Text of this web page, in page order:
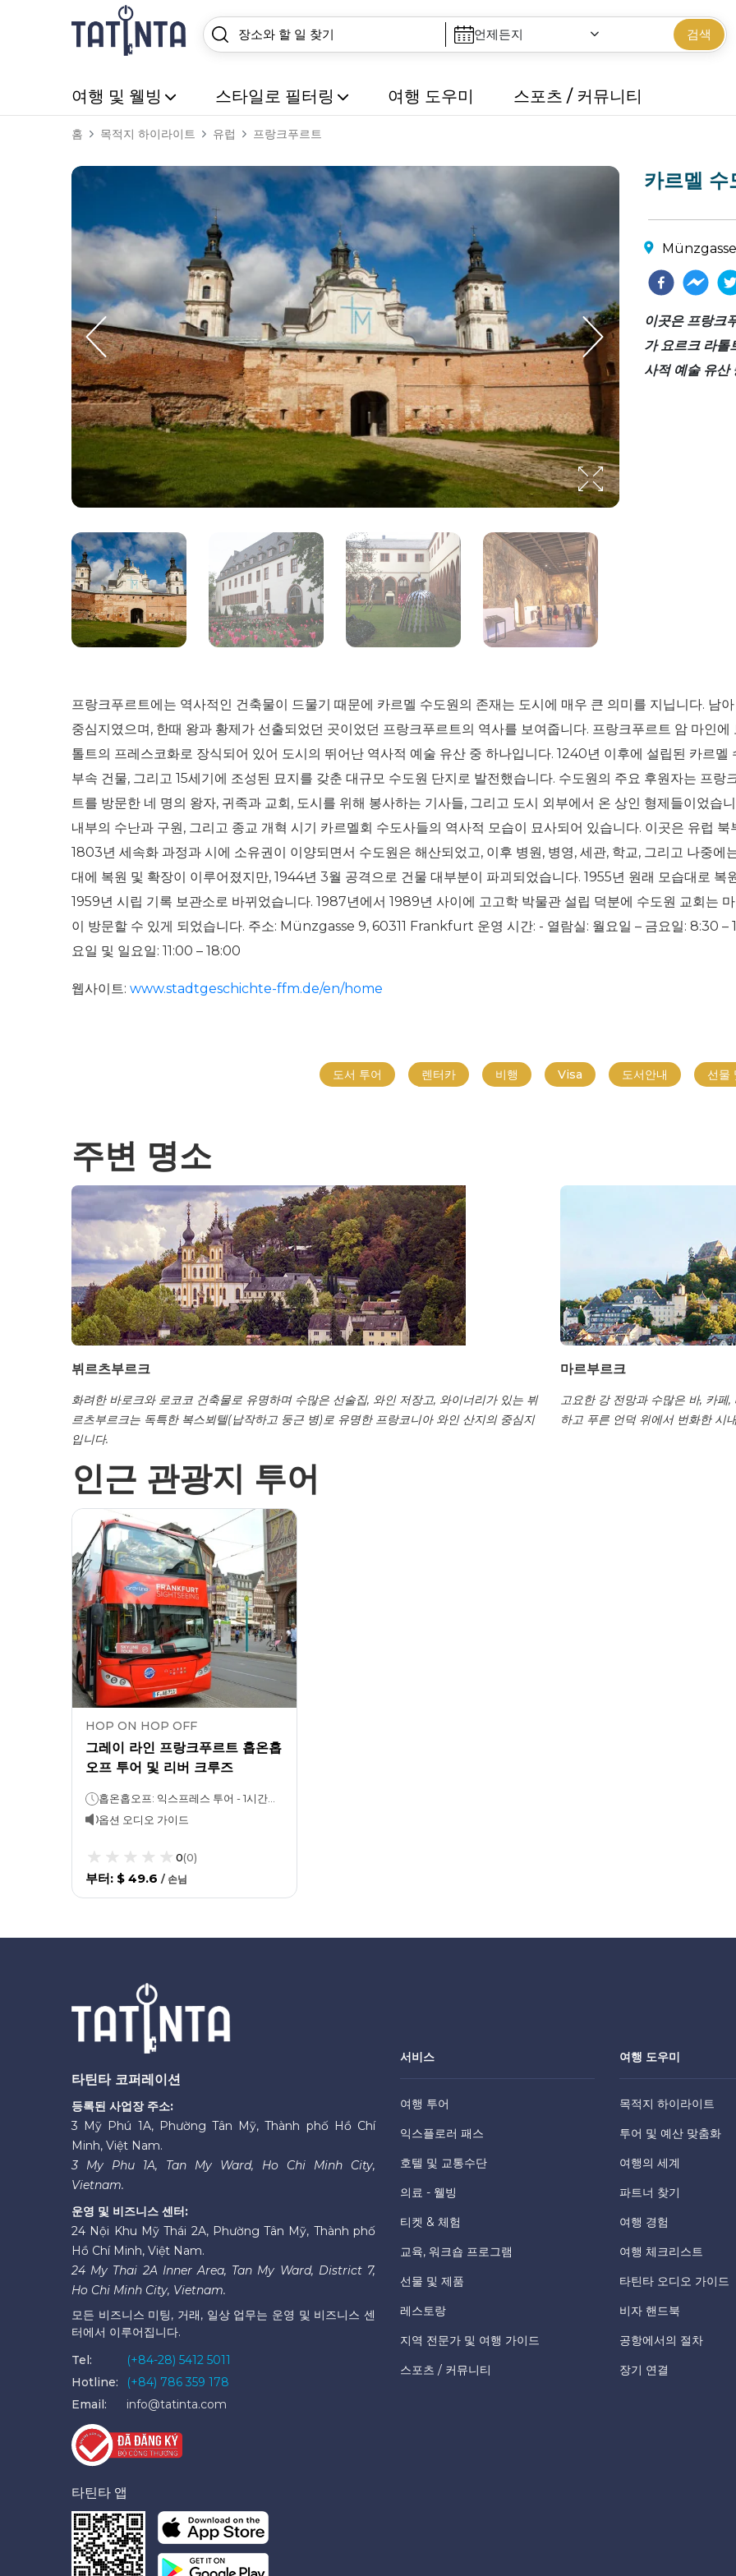
언제든지 검색
여행 및 웰빙 스타일로 필터링 여행 도우미 스포츠 / 커뮤니티
홈 목적지 하이라이트 유럽 프랑크푸르트
카르멜
이곳은 프랑크
가 요르크 라톨
사적 예술 유산
프랑크푸르트에는 역사적인 건축물이 드물기 때문에 카르멜 수도원의 존재는 도시에 매우 큰 의미를 지닙니다. 남
중심지였으며, 한때 왕과 황제가 선출되었던 곳이었던 프랑크푸르트의 역사를 보여줍니다. 프랑크푸르트 암 마인
톨트의 프레스코화로 장식되어 있어 도시의 뛰어난 역사적 예술 유산 중 하나입니다. 1240년 이후에 설립된 카르
부속 건물, 그리고 15세기에 조성된 묘지를 갖춘 대규모 수도원 단지로 발전했습니다. 수도원의 주요 후원자는 프랑
트를 방문한 네 명의 왕자, 귀족과 교회, 도시를 위해 봉사하는 기사들, 그리고 도시 외부에서 온 상인 형제들이었습
내부의 수난과 구원, 그리고 종교 개혁 시기 카르멜회 수도사들의 역사적 모습이 묘사되어 있습니다. 이곳은 유럽
1803년 세속화 과정과 시에 소유권이 이양되면서 수도원은 해산되었고, 이후 병원, 병영, 세관, 학교, 그리고 나중
대에 복원 및 확장이 이루어졌지만, 1944년 3월 공격으로 건물 대부분이 파괴되었습니다. 1955년 원래 모습대로
1959년 시립 기록 보관소로 바뀌었습니다. 1987년에서 1989년 사이에 고고학 박물관 설립 덕분에 수도원 교회는
이 방문할 수 있게 되었습니다. 주소: Münzgasse 9, 60311 Frankfurt 운영 시간: - 열람실: 월요일 – 금요일: 8:30 –
요일 및 일요일: 11:00 – 18:00
웹사이트: www.stadtgeschichte-ffm.de/en/home
도서 투어 렌터카 비행 Visa 도서안내 선물
주변 명소
뷔르츠부르크
화려한 바로크와 로코코 건축물로 유명하며 수많은 선술집, 와인 저장고, 와이너리가 있는 뷔
르츠부르크는 독특한 복스뵈텔(납작하고 둥근 병)로 유명한 프랑코니아 와인 산지의 중심지
입니다.
마르부르크
고요한 강 전망과 수많은 바, 카페
하고 푸른 언덕 위에서 번화한 시
인근 관광지 투어
HOP ON HOP OFF
그레이 라인 프랑크푸르트 홉온홉
오프 투어 및 리버 크루즈
홉온홉오프: 익스프레스 투어 - 1시간스카이라인 투어 - 2시간크루즈:1시간
옵션 오디오 가이드
0(0)
부터: $ 49.6 / 손님
타틴타 코퍼레이션
등록된 사업장 주소:
3 Mỹ Phú 1A, Phường Tân Mỹ, Thành phố Hồ Chí
Minh, Việt Nam.
3 My Phu 1A, Tan My Ward, Ho Chi Minh City,
Vietnam.
운영 및 비즈니스 센터:
24 Nội Khu Mỹ Thái 2A, Phường Tân Mỹ, Thành phố
Hồ Chí Minh, Việt Nam.
24 My Thai 2A Inner Area, Tan My Ward, District 7,
Ho Chi Minh City, Vietnam.
모든 비즈니스 미팅, 거래, 일상 업무는 운영 및 비즈니스 센
터에서 이루어집니다.
Tel:
(+84-28) 5412 5011
Hotline:
(+84) 786 359 178
Email:
info@tatinta.com
타틴타 앱
서비스
여행 투어
익스플로러 패스
호텔 및 교통수단
의료 - 웰빙
티켓 & 체험
교육, 워크숍 프로그램
선물 및 제품
레스토랑
지역 전문가 및 여행 가이드
스포츠 / 커뮤니티
여행 도우미
목적지 하이라이트
투어 및 예산 맞춤화
여행의 세계
파트너 찾기
여행 경험
여행 체크리스트
타틴타 오디오 가이드
비자 핸드북
공항에서의 절차
장기 연결